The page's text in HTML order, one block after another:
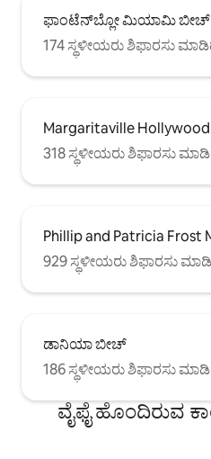
ಫಾಂಟೆನ್‌ಬ್ಲೋ ಮಿಯಾಮಿ ಬೀಚ್
174 ಸ್ಥಳೀಯರು ಶಿಫಾರಸು
Margaritaville Hollywood
318 ಸ್ಥಳೀಯರು ಶಿಫಾರಸು
Phillip and Patricia Frost
929 ಸ್ಥಳೀಯರು ಶಿಫಾರಸು
ಡಾನಿಯಾ ಬೀಚ್
186 ಸ್ಥಳೀಯರು ಶಿಫಾರಸು
ವೈಫೈ ಹೊಂದಿರುವ